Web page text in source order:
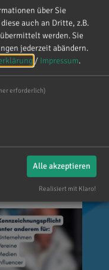
oder KI-
Orte
darstellen (z. B.
Unternehmen,
viele weitere,
Die
dort, wo
Beispiel auf
Plakaten.
Es gibt
Der
und gut
über Sie
auch an Dritte, z.B.
werden. Sie
jederzeit abändern.
/ Impressum.
erforderlich)
Alle akzeptieren
Realisiert mit Klaro!